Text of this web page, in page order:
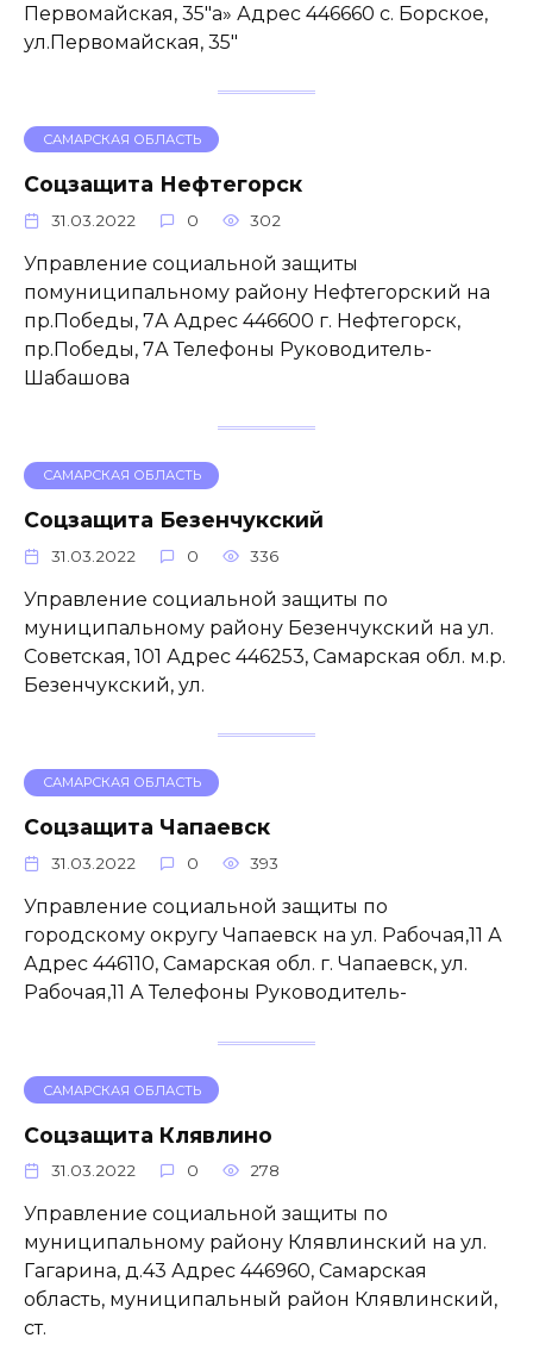
Первомайская, 35″а» Адрес 446660 с. Борское,
ул.Первомайская, 35″
САМАРСКАЯ ОБЛАСТЬ
Соцзащита Нефтегорск
31.03.2022 0 302
Управление социальной защиты
помуниципальному району Нефтегорский на
пр.Победы, 7А Адрес 446600 г. Нефтегорск,
пр.Победы, 7А Телефоны Руководитель-
Шабашова
САМАРСКАЯ ОБЛАСТЬ
Соцзащита Безенчукский
31.03.2022 0 336
Управление социальной защиты по
муниципальному району Безенчукский на ул.
Советская, 101 Адрес 446253, Самарская обл. м.р.
Безенчукский, ул.
САМАРСКАЯ ОБЛАСТЬ
Соцзащита Чапаевск
31.03.2022 0 393
Управление социальной защиты по
городскому округу Чапаевск на ул. Рабочая,11 А
Адрес 446110, Самарская обл. г. Чапаевск, ул.
Рабочая,11 А Телефоны Руководитель-
САМАРСКАЯ ОБЛАСТЬ
Соцзащита Клявлино
31.03.2022 0 278
Управление социальной защиты по
муниципальному району Клявлинский на ул.
Гагарина, д.43 Адрес 446960, Самарская
область, муниципальный район Клявлинский,
ст.